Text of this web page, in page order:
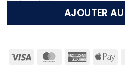
AJOUTER
Visa MasterCardAmerican